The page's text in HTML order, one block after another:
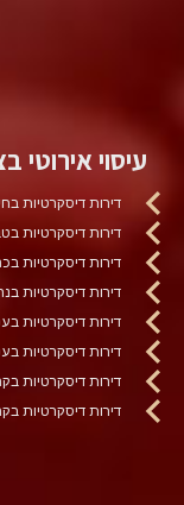
עיסוי אירוטי
דירות דיסקרטיות
דירות דיסקרטיות
דירות דיסקרטיות
דירות דיסקרטיות
דירות דיסקרטיות
דירות דיסקרטיות
דירות דיסקרטיות
דירות דיסקרטיות